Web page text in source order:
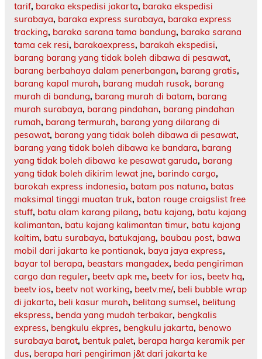
tarif, baraka ekspedisi jakarta, baraka ekspedisi
surabaya, baraka express surabaya, baraka express
tracking, baraka sarana tama bandung, baraka sarana
tama cek resi, barakaexpress, barakah ekspedisi,
barang barang yang tidak boleh dibawa di pesawat,
barang berbahaya dalam penerbangan, barang gratis,
barang kapal murah, barang mudah rusak, barang
murah di bandung, barang murah di batam, barang
murah surabaya, barang pindahan, barang pindahan
rumah, barang termurah, barang yang dilarang di
pesawat, barang yang tidak boleh dibawa di pesawat,
barang yang tidak boleh dibawa ke bandara, barang
yang tidak boleh dibawa ke pesawat garuda, barang
yang tidak boleh dikirim lewat jne, barindo cargo,
barokah express indonesia, batam pos natuna, batas
maksimal tinggi muatan truk, baton rouge craigslist free
stuff, batu alam karang pilang, batu kajang, batu kajang
kalimantan, batu kajang kalimantan timur, batu kajang
kaltim, batu surabaya, batukajang, baubau post, bawa
mobil dari jakarta ke pontianak, baya jaya express,
bayar tol berapa, beastars mangadex, beda pengiriman
cargo dan reguler, beetv apk me, beetv for ios, beetv hq,
beetv ios, beetv not working, beetv.me/, beli bubble wrap
di jakarta, beli kasur murah, belitang sumsel, belitung
ekspress, benda yang mudah terbakar, bengkalis
express, bengkulu ekpres, bengkulu jakarta, benowo
surabaya barat, bentuk palet, berapa harga keramik per
dus, berapa hari pengiriman j&t dari jakarta ke